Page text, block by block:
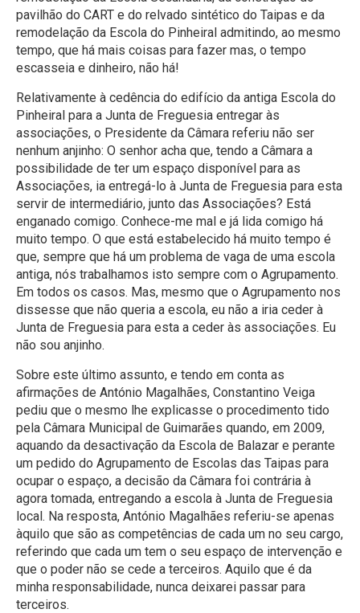
pavilhão do CART e do relvado sintético do Taipas e da
remodelação da Escola do Pinheiral admitindo, ao mesmo
tempo, que há mais coisas para fazer mas, o tempo
escasseia e dinheiro, não há!
Relativamente à cedência do edifício da antiga Escola do
Pinheiral para a Junta de Freguesia entregar às
associações, o Presidente da Câmara referiu não ser
nenhum anjinho: O senhor acha que, tendo a Câmara a
possibilidade de ter um espaço disponível para as
Associações, ia entregá-lo à Junta de Freguesia para esta
servir de intermediário, junto das Associações? Está
enganado comigo. Conhece-me mal e já lida comigo há
muito tempo. O que está estabelecido há muito tempo é
que, sempre que há um problema de vaga de uma escola
antiga, nós trabalhamos isto sempre com o Agrupamento.
Em todos os casos. Mas, mesmo que o Agrupamento nos
dissesse que não queria a escola, eu não a iria ceder à
Junta de Freguesia para esta a ceder às associações. Eu
não sou anjinho.
Sobre este último assunto, e tendo em conta as
afirmações de António Magalhães, Constantino Veiga
pediu que o mesmo lhe explicasse o procedimento tido
pela Câmara Municipal de Guimarães quando, em 2009,
aquando da desactivação da Escola de Balazar e perante
um pedido do Agrupamento de Escolas das Taipas para
ocupar o espaço, a decisão da Câmara foi contrária à
agora tomada, entregando a escola à Junta de Freguesia
local. Na resposta, António Magalhães referiu-se apenas
àquilo que são as competências de cada um no seu cargo,
referindo que cada um tem o seu espaço de intervenção e
que o poder não se cede a terceiros. Aquilo que é da
minha responsabilidade, nunca deixarei passar para
terceiros.